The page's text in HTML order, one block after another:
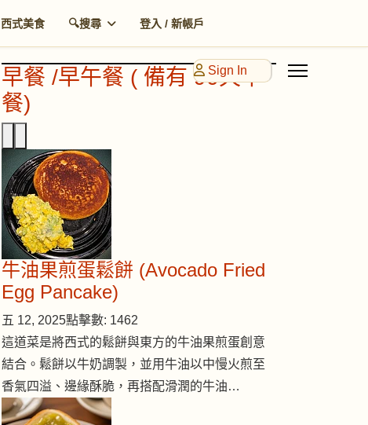
西式美食 🔍搜尋 登入 / 新帳戶
Sign In
早餐 /早午餐 ( 備有 90天早
餐)
牛油果煎蛋鬆餅 (Avocado Fried
Egg Pancake)
五 12, 2025點擊數: 1462
這道菜是將西式的鬆餅與東方的牛油果煎蛋創意
結合。鬆餅以牛奶調製，並用牛油以中慢火煎至
香氣四溢、邊緣酥脆，再搭配滑潤的牛油…